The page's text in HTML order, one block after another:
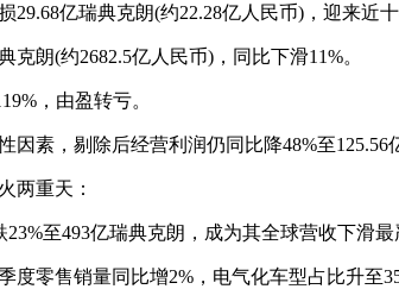
亿瑞典克朗(约22.28亿人民币)，迎来近
朗(约2682.5亿人民币)，同比下滑11%。
，由盈转亏。
，剔除后经营利润仍同比降48%至125.56
两重天：
至493亿瑞典克朗，成为其全球营收下滑
售销量同比增2%，电气化车型占比升至